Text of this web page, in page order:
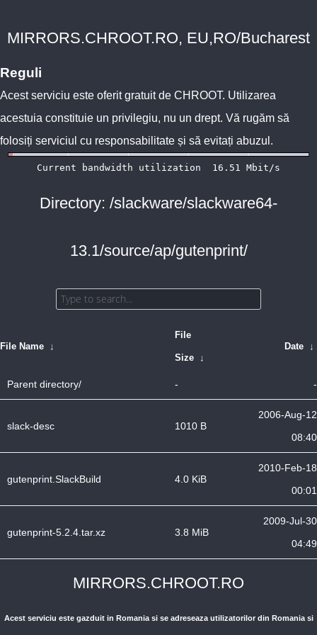
MIRRORS.CHROOT.RO, EU,RO/Bucharest
Reguli
Acest serviciu este oferit gratuit de CHROOT. Utilizarea
acestuia constituie un privilegiu, nu un drept. Vă rugăm să
folosiți serviciul cu responsabilitate și să evitați abuzul.
Directory: /slackware/slackware64-
13.1/source/ap/gutenprint/
File Name ↓
File
Size ↓
Date ↓
Parent directory/ - -
slack-desc 1010 B
2006-Aug-12
08:40
gutenprint.SlackBuild 4.0 KiB
2010-Feb-18
00:01
gutenprint-5.2.4.tar.xz 3.8 MiB
2009-Jul-30
04:49
MIRRORS.CHROOT.RO
Acest serviciu este gazduit in Romania si se adreseaza utilizatorilor din Romania si